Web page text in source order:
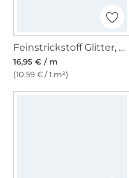
Feinstrickstoff Glitter, beige
16,95 € / m
(10,59 € / 1 m²)